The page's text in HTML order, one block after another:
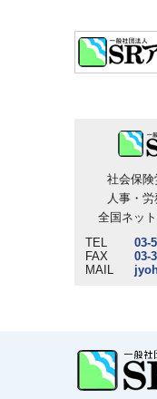
社会保険
人事・
全国ネッ
TEL
03-
FAX
03-
MAIL